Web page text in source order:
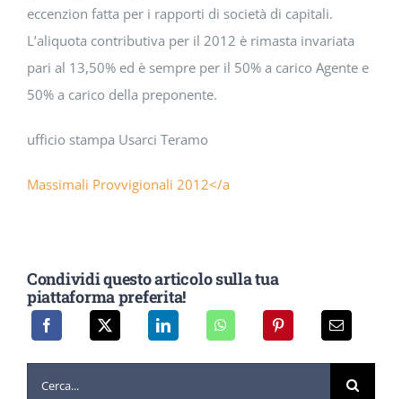
eccenzion fatta per i rapporti di società di capitali.
L’aliquota contributiva per il 2012 è rimasta invariata
pari al 13,50% ed è sempre per il 50% a carico Agente e
50% a carico della preponente.
ufficio stampa Usarci Teramo
Massimali Provvigionali 2012</a
Condividi questo articolo sulla tua
piattaforma preferita!